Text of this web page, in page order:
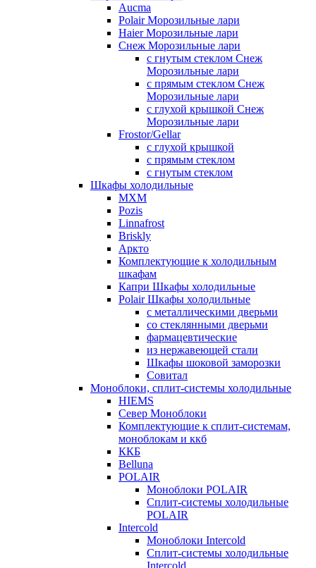
Aucma
Polair Морозильные лари
Haier Морозильные лари
Снеж Морозильные лари
с гнутым стеклом Снеж
Морозильные лари
с прямым стеклом Снеж
Морозильные лари
с глухой крышкой Снеж
Морозильные лари
Frostor/Gellar
с глухой крышкой
с прямым стеклом
с гнутым стеклом
Шкафы холодильные
МХМ
Pozis
Linnafrost
Briskly
Аркто
Комплектующие к холодильным
шкафам
Капри Шкафы холодильные
Polair Шкафы холодильные
с металлическими дверьми
со стеклянными дверьми
фармацевтические
из нержавеющей стали
Шкафы шоковой заморозки
Совитал
Моноблоки, сплит-системы холодильные
HIEMS
Север Моноблоки
Комплектующие к сплит-системам,
моноблокам и ккб
ККБ
Belluna
POLAIR
Моноблоки POLAIR
Сплит-системы холодильные
POLAIR
Intercold
Моноблоки Intercold
Сплит-системы холодильные
Intercold